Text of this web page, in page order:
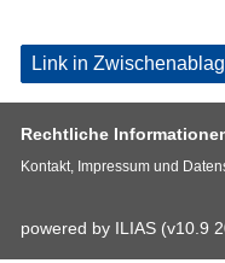
Link in
Rechtliche
Kontakt, Impressum und
powered by ILIAS (v10.9